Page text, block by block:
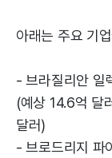
아래는 주요 기
- 브라질리안 일
(예상 14.6억 달
달러)
- 브로드리지 파